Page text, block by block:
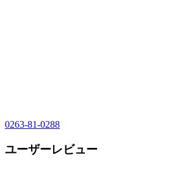
0263-81-0288
ユーザーレビュー